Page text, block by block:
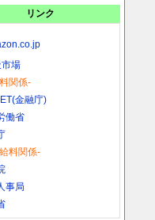
リンク
場
関係-
金融庁)
働省
料関係-
事局